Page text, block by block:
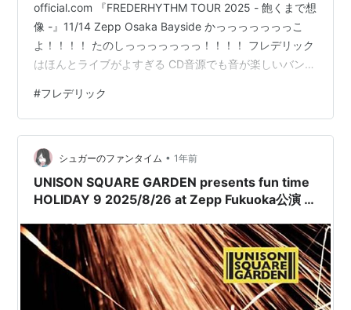
official.com 『FREDERHYTHM TOUR 2025 - 飽くまで想
像 -』11/14 Zepp Osaka Bayside かっっっっっっっこ
よ！！！！ たのしっっっっっっっ！！！！ フレデリック
はほんとライブがよすぎる CD音源でも音が楽しいバンド
奏力と健司さんのボーカル力、それに加えてアレンジ力
がもう、もう・・・（興奮w） フェスよりワンマンだ
わ、やっぱり。 このバンドは特にワンマンで一番魅力を
発揮する。 1時間2時間あるとフレデリックの世界を気持
ちよく味…
#フレデリック
シュガーのファンタイム • 1年前
UNISON SQUARE GARDEN presents fun time
HOLIDAY 9 2025/8/26 at Zepp Fukuoka公演 セ